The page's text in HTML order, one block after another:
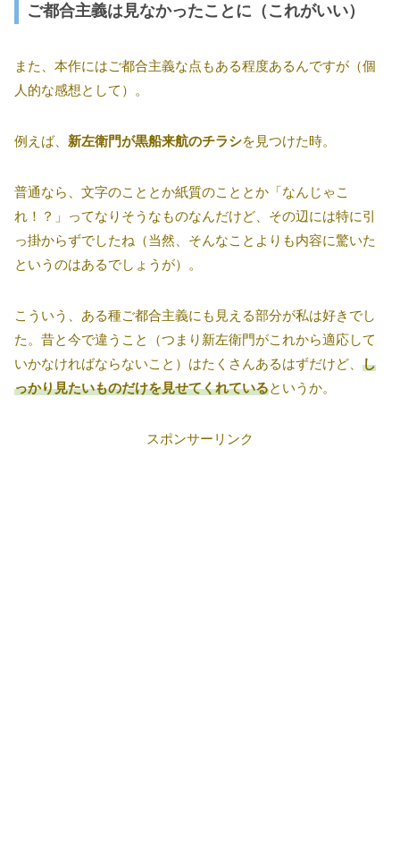
ご都合主義は見なかったことに（これがいい）
また、本作にはご都合主義な点もある程度あるんですが（個
人的な感想として）。
例えば、 新左衛門が黒船来航のチラシを見つけた時。
普通なら、文字のこととか紙質のこととか「なんじゃこ
れ！？」ってなりそうなものなんだけど、その辺には特に引
っ掛からずでしたね（当然、そんなことよりも内容に驚いた
というのはあるでしょうが）。
こういう、ある種ご都合主義にも見える部分が私は好きでし
た。昔と今で違うこと（つまり新左衛門がこれから適応して
いかなければならないこと）はたくさんあるはずだけど、 し
っかり見たいものだけを見せてくれているというか。
スポンサーリンク